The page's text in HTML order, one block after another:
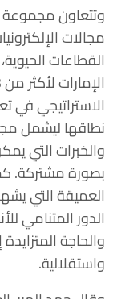
وتتعاون مجموعة
مجالات
القطاعات
الاستراتيجي في
نطاقها ليشمل
والخبرات التي
بصورة مشتركة.
العميقة التي
الدور المتنامي
والحاجة
واستقلالية.